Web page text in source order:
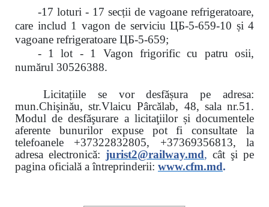
-17 loturi - 17 secții de vagoane refrigeratoare,
care includ 1 vagon de serviciu ЦБ-5-659-10 și 4
vagoane refrigeratoare ЦБ-5-659;
- 1 lot - 1 Vagon frigorific cu patru osii,
numărul 30526388.
Licitațiile se vor desfășura pe adresa:
mun.Chişinău, str.Vlaicu Pârcălab, 48, sala nr.51.
Modul de desfăşurare a licitaţiilor și documentele
aferente bunurilor expuse pot fi consultate la
telefoanele +37322832805, +37369356813, la
adresa electronică: jurist2@railway.md, cât şi pe
pagina oficială a întreprinderii: www.cfm.md.